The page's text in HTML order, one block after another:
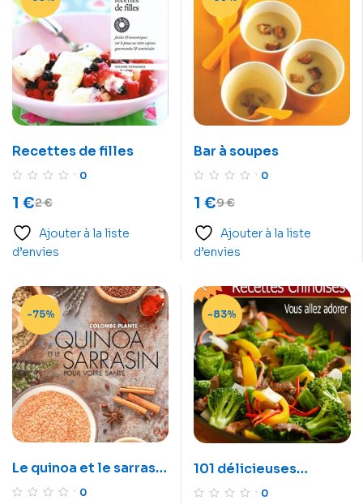
Recettes de filles
0
2€
1 €
Ajouter à la liste
d’envies
Bar à soupes
0
9€
1 €
Ajouter à la liste
d’envies
-75%
Le quinoa et le sarrasin
pour votre santé
0
-83%
101 délicieuses
recettes chinoise
0